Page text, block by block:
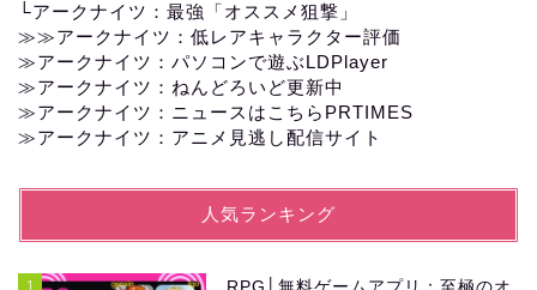
└アークナイツ：最強「オススメ狙撃」
≫≫アークナイツ：低レアキャラクター評価
≫アークナイツ：パソコンで遊ぶLDPlayer
≫アークナイツ：ねんどろいど更新中
≫アークナイツ：ニュースはこちらPRTIMES
≫アークナイツ：アニメ見逃し配信サイト
人気ランキング
1